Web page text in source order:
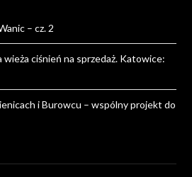
– cz. 2
wieża ciśnień na sprzedaż. Katowice:
i Burowcu – wspólny projekt do